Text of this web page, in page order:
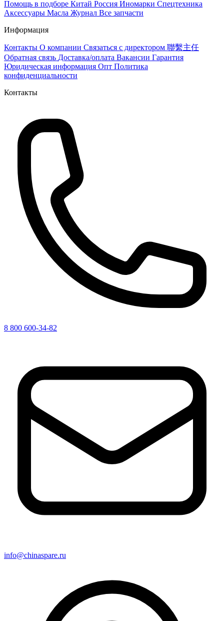
Помощь в подборе Китай Россия Иномарки Спецтехника
Аксессуары Масла Журнал Все запчасти
Информация
Контакты О компании Связаться с директором 聯繫主任
Обратная связь Доставка/оплата Вакансии Гарантия
Юридическая информация Опт Политика
конфиденциальности
Контакты
8 800 600-34-82
info@chinaspare.ru